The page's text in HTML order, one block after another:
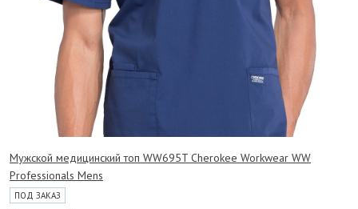
Мужской медицинский топ WW695T Cherokee Workwear WW
Professionals Mens
ПОД ЗАКАЗ